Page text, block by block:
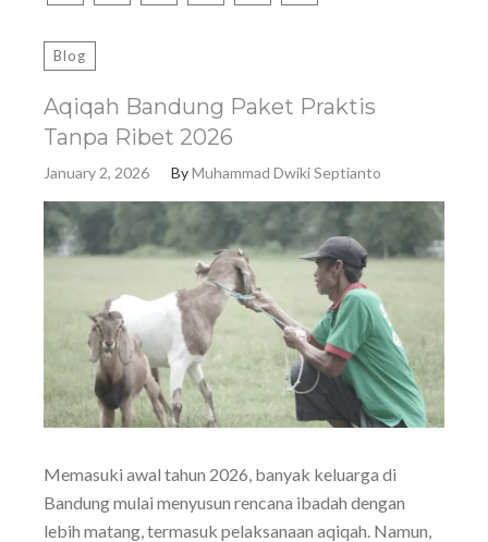
Blog
Aqiqah Bandung Paket Praktis
Tanpa Ribet 2026
January 2, 2026 ByMuhammad Dwiki Septianto
Memasuki awal tahun 2026, banyak keluarga di
Bandung mulai menyusun rencana ibadah dengan
lebih matang, termasuk pelaksanaan aqiqah. Namun,